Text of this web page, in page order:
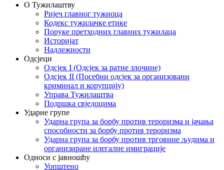
О Тужилаштву
Ријеч главног тужиоца
Кодекс тужилачке етике
Поруке претходних главних тужилаца
Историјат
Надлежности
Одсјеци
Одсјек I (Одсјек за ратне злочине)
Одсјек II (Посебни одсјек за организовани
криминал и корупцију)
Управа Тужилаштва
Подршка свједоцима
Ударне групе
Ударна група за борбу против тероризма и јачања
способности за борбу против тероризма
Ударна група за борбу против трговине људима и
организиране илегалне имиграције
Односи с јавношћу
Уопштено